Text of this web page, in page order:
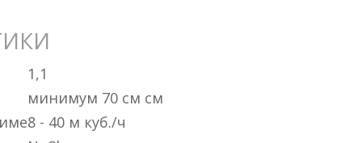
1,1
минимум 70 см см
8 - 40 м куб./ч